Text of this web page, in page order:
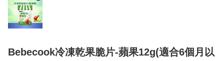
Bebecook冷凍乾果脆片-蘋果12g(適合6個月以